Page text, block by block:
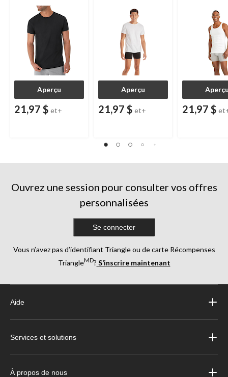
Aperçu
21,97 $ et+
Aperçu
21,97 $ et+ 21,97 $
Ouvrez une session pour consulter vos offres
personnalisées
Se connecter
Vous n’avez pas d’identifiant Triangle ou de carte Récompenses
TriangleMD? S’inscrire maintenant
Aide
Services et solutions
À propos de nous